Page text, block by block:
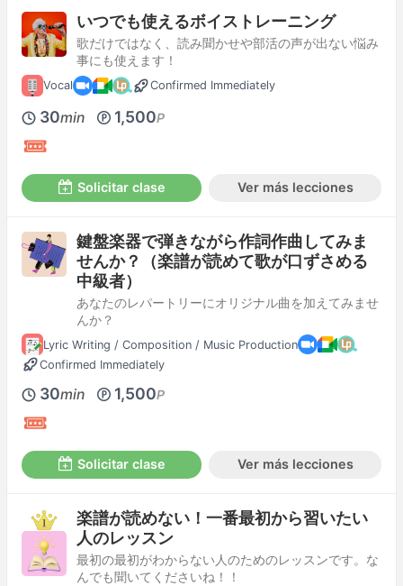
いつでも使えるボイストレーニング
歌だけではなく、読み聞かせや部活の声が出ない悩み
事にも使えます！
Vocal Confirmed Immediately
30min 1,500P
Solicitar clase Ver más lecciones
鍵盤楽器で弾きながら作詞作曲してみま
せんか？（楽譜が読めて歌が口ずさめる
中級者）
あなたのレパートリーにオリジナル曲を加えてみませ
んか？
Lyric Writing / Composition / Music Production
Confirmed Immediately
30min 1,500P
Solicitar clase Ver más lecciones
楽譜が読めない！一番最初から習いたい
人のレッスン
最初の最初がわからない人のためのレッスンです。な
んでも聞いてくださいね！！